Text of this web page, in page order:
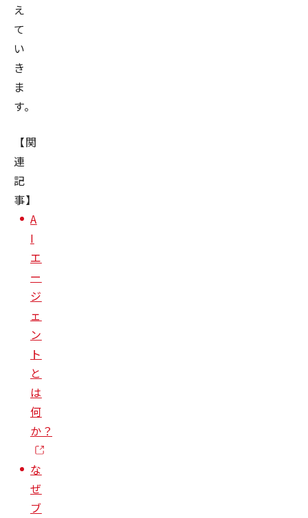
え
て
い
き
ま
す。
【関
連
記
事】
A
I
エ
ー
ジ
ェ
ン
ト
と
は
何
か？
な
ぜ
ブ